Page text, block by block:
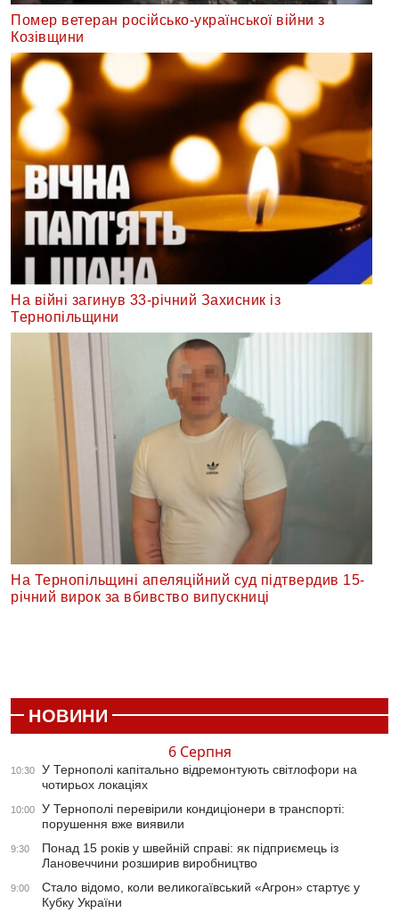
Помер ветеран російсько-української війни з
Козівщини
На війні загинув 33-річний Захисник із
Тернопільщини
На Тернопільщині апеляційний суд підтвердив 15-
річний вирок за вбивство випускниці
НОВИНИ
6 Серпня
10:30
У Тернополі капітально відремонтують світлофори на
чотирьох локаціях
10:00
У Тернополі перевірили кондиціонери в транспорті:
порушення вже виявили
9:30
Понад 15 років у швейній справі: як підприємець із
Лановеччини розширив виробництво
9:00
Стало відомо, коли великогаївський «Агрон» стартує у
Кубку України